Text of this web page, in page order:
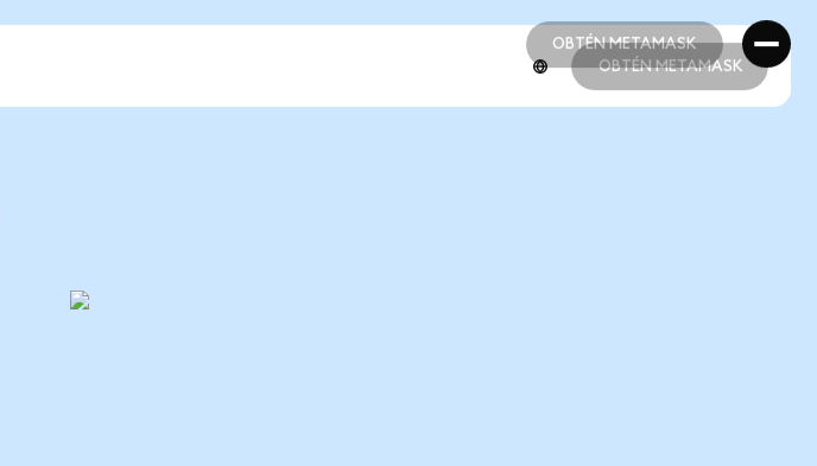
OBTÉN METAMASK
OBTÉN METAMASK
OBTÉN METAMASK